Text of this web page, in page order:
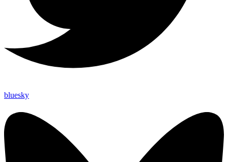
bluesky